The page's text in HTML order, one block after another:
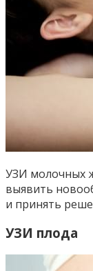
УЗИ молочных
выявить
и принять
УЗИ плода